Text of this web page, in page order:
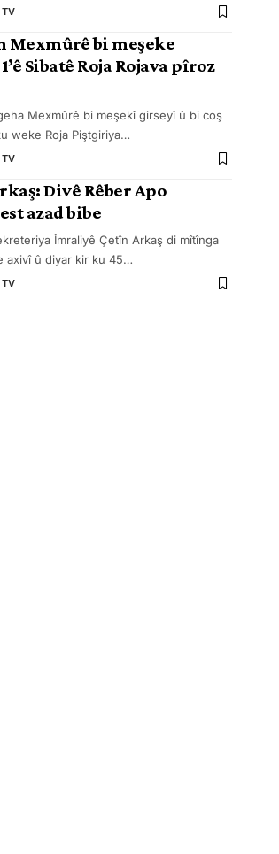
Mexmûrê bi meşeke
Sibatê Roja Rojava pîroz
Mexmûrê bi meşekî girseyî û bi coş
weke Roja Piştgiriya…
Divê Rêber Apo
azad bibe
Îmraliyê Çetîn Arkaş di mîtînga
axivî û diyar kir ku 45…